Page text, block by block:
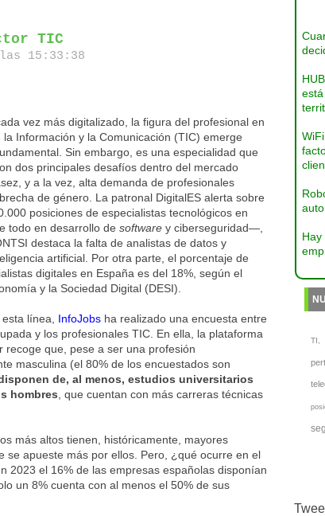
TIC
15:33:38
vez más digitalizado, la figura del profesional en
la Información y la Comunicación (TIC) emerge
Sin embargo, es una especialidad que
dos principales desafíos dentro del mercado
y a la vez, alta demanda de profesionales
de género. La patronal DigitalES alerta sobre
posiciones de especialistas tecnológicos en
todo en desarrollo desoftware y ciberseguridad—,
destaca la falta de analistas de datos y
artificial. Por otra parte, el porcentaje de
digitales en España es del 18%, según el
y la Sociedad Digital (DESI).
línea, InfoJobs ha realizado una encuesta entre
y los profesionales TIC. En ella, la plataforma
recoge que, pese a ser una profesión
masculina (el 80% de los encuestados son
de, al menos, estudios universitarios
hombres , que cuentan con más carreras técnicas
más altos tienen, históricamente, mayores
se apueste más por ellos. Pero, ¿qué ocurre en el
2023 el 16% de las empresas españolas disponían
un 8% cuenta con al menos el 50% de sus
TI,